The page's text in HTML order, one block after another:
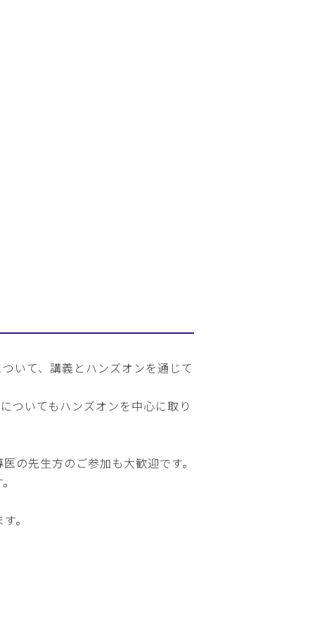
いて、講義とハンズオンを通じて
ついてもハンズオンを中心に取り
の先生方のご参加も大歓迎です。
。